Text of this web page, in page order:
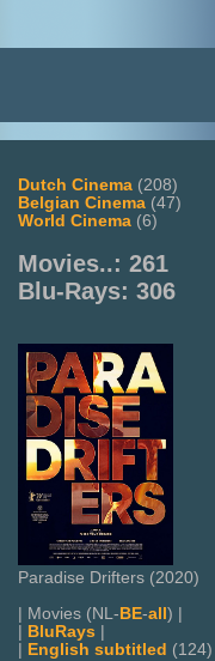
Dutch Cinema (208)
Belgian Cinema (47)
World Cinema (6)
Movies..: 261
Blu-Rays: 306
Paradise Drifters (2020)
| Movies (NL- BE-all ) |
BluRays
English subtitled (124) |